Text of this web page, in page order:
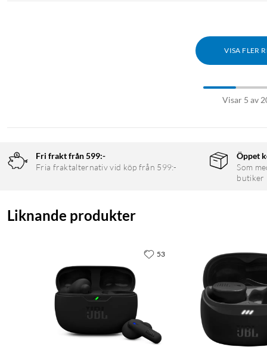
VISA FLER
Visar 5 av
Fri frakt från 599:-
Fria fraktalternativ vid köp från 599:-
Öppet
Som
butiker
Liknande produkter
53